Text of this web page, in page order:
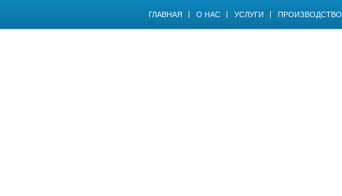
ГЛАВНАЯ О НАС УСЛУГИ ПРОИЗВОДСТВО